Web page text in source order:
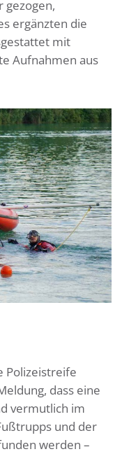
gezogen,
ergänzten die
mit
Aufnahmen aus
Polizeistreife
dass eine
vermutlich im
und der
werden –